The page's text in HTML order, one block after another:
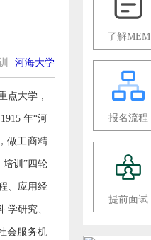
河海大学
点大学，
年“河
做工商精
训”四轮
、应用经
学研究、
会服务机
了解MEM
报名流程
提前面试